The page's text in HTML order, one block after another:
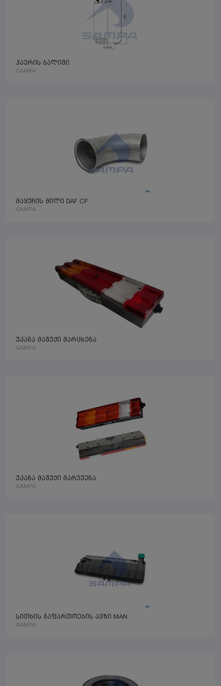
ჰაერის ბალიში
SAMPA
მაყუჩის მილი DAF CF
SAMPA
უკანა მაშუქი მარცხენა
SAMPA
უკანა მაშუქი მარჯვენა
SAMPA
სითხის გაფართოების ავზი MAN
SAMPA